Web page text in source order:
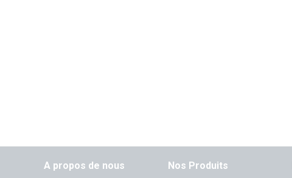
A propos de nous Nos Produits